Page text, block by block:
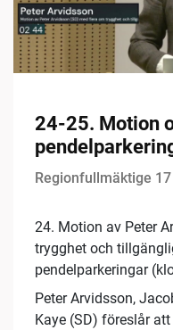
24-25. Motion
Regionfullmäktige
24. Motion av Peter
trygghet och
pendelparkeringar
Peter Arvidsson,
Kaye (SD) föreslår